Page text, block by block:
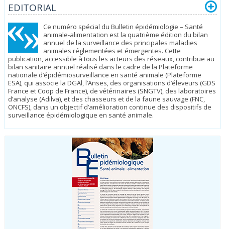
EDITORIAL
Ce numéro spécial du Bulletin épidémiologie – Santé
animale-alimentation est la quatrième édition du bilan
annuel de la surveillance des principales maladies
animales réglementées et émergentes. Cette
publication, accessible à tous les acteurs des réseaux, contribue au
bilan sanitaire annuel réalisé dans le cadre de la Plateforme
nationale d’épidémiosurveillance en santé animale (Plateforme
ESA), qui associe la DGAl, l’Anses, des organisations d’éleveurs (GDS
France et Coop de France), de vétérinaires (SNGTV), des laboratoires
d’analyse (Adilva), et des chasseurs et de la faune sauvage (FNC,
ONCFS), dans un objectif d’amélioration continue des dispositifs de
surveillance épidémiologique en santé animale.